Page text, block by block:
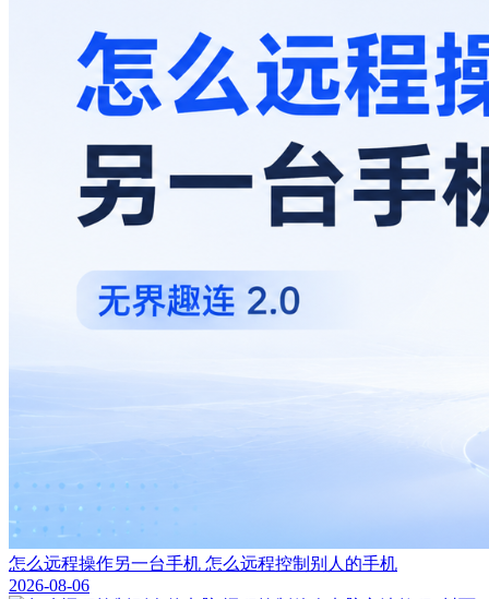
怎么远程操作另一台手机 怎么远程控制别人的手机
2026-08-06